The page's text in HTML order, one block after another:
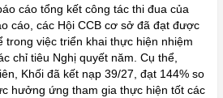
cáo tổng kết công tác thi đua của
cáo, các Hội CCB cơ sở đã đạt được
trong việc triển khai thực hiện nhiệm
chỉ tiêu Nghị quyết năm. Cụ thể,
Khối đã kết nạp 39/27, đạt 144% so
hưởng ứng tham gia thực hiện tốt các